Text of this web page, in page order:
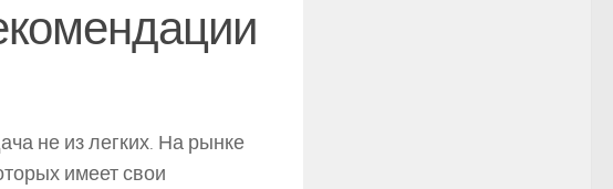
не из легких. На рынке
имеет свои